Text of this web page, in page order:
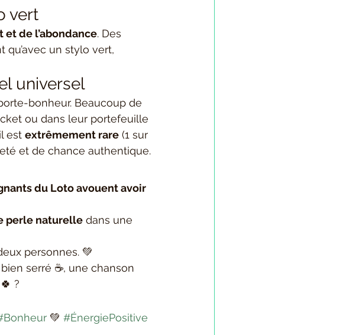
vert
et de l’abondance. Des
un stylo vert,
universel
bonheur. Beaucoup de
ou dans leur portefeuille
est extrêmement rare (1 sur
et de chance authentique.
du Loto avouent avoir
perle naturelle dans une
personnes. 💚
serré ☕, une chanson
🍀 ?
💚 #ÉnergiePositive